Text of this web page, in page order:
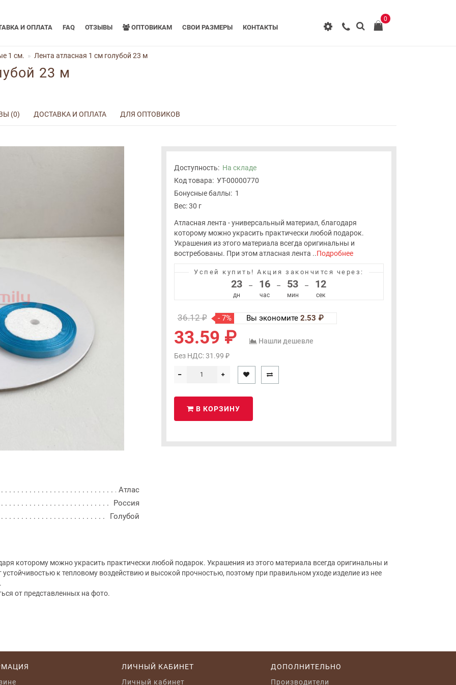
И ОПЛАТА FAQ ОТЗЫВЫ ОПТОВИКАМ СВОИ РАЗМЕРЫ КОНТАКТЫ
0
1 см. Лента атласная 1 см голубой 23 м
23 м
(0) ДОСТАВКА И ОПЛАТА ДЛЯ ОПТОВИКОВ
Атлас
Россия
Голубой
Доступность: На складе
Код товара: УТ-00000770
Бонусные баллы:1
Вес: 30 г
Атласная лента - универсальный материал, благодаря
которому можно украсить практически любой подарок.
Украшения из этого материала всегда оригинальны и
востребованы. При этом атласная лента ..Подробнее
Успей купить! Акция закончится через:
23
дн
– 16
час
– 53
мин
– 11
сек
36.12 ₽ - 7% Вы экономите 2.53 ₽
33.59 ₽
Нашли дешевле
Без НДС: 31.99 ₽
В КОРЗИНУ
которому можно украсить практически любой подарок. Украшения из этого материала всегда оригинальны и
к тепловому воздействию и высокой прочностью, поэтому при правильном уходе изделие из нее
от представленных на фото.
ЛИЧНЫЙ КАБИНЕТ
Личный кабинет
ДОПОЛНИТЕЛЬНО
Производители